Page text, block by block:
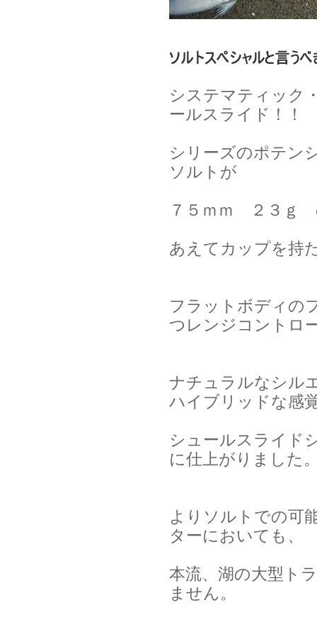
シ ステマティック
ールスライド！！
シリーズのポテン
ソルトが
７５ｍｍ ２３ｇ
あえてカップを持
フラットボディの
つレンジコントロ
ナチュラルなシル
ハイブリッドな感
シュールスライド
に仕上がりました
よりソルトでの可
ターにおいても、
本流、湖の大型ト
ません。